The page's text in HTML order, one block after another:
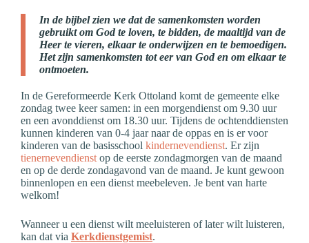
In de bijbel zien we dat de samenkomsten worden
gebruikt om God te loven, te bidden, de maaltijd van de
Heer te vieren, elkaar te onderwijzen en te bemoedigen.
Het zijn samenkomsten tot eer van God en om elkaar te
ontmoeten.
In de Gereformeerde Kerk Ottoland komt de gemeente elke
zondag twee keer samen: in een morgendienst om 9.30 uur
en een avonddienst om 18.30 uur. Tijdens de ochtenddiensten
kunnen kinderen van 0-4 jaar naar de oppas en is er voor
kinderen van de basisschool kindernevendienst. Er zijn
tienernevendienst op de eerste zondagmorgen van de maand
en op de derde zondagavond van de maand. Je kunt gewoon
binnenlopen en een dienst meebeleven. Je bent van harte
welkom!
Wanneer u een dienst wilt meeluisteren of later wilt luisteren,
kan dat via Kerkdienstgemist.